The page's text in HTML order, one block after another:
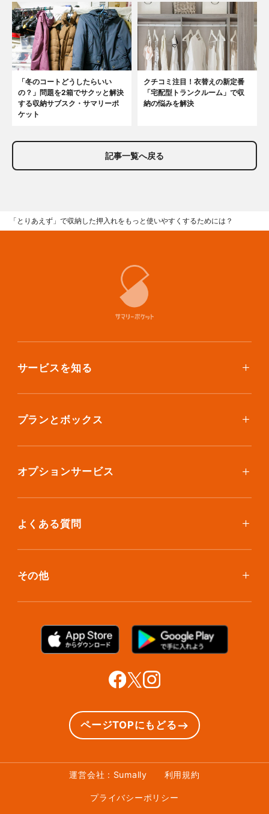
「冬のコートどうしたらいい
の？」問題を2箱でサクッと解決
する収納サブスク・サマリーポ
ケット
クチコミ注目！衣替えの新定番
「宅配型トランクルーム」で収
納の悩みを解決
記事一覧へ戻る
「とりあえず」で収納した押入れをもっと使いやすくするためには？
サービスを知る
使い方
ご利用料金
集荷について
ご利用者の声
プラン診断
プランとボックス
スタンダードプラン
エコノミープラン
オプションサービス
おしゃれ着保管
無酸素保管
シューズリペア
よくある質問
ボックスのお取り寄せ
お預け入れ(集荷)
その他
サマリーポケットカード
お知らせ・メディア情報
お問い合わせ
法人利用をご検討の方へ
ページTOPにもどる
運営会社 : Sumally 利用規約
プライバシーポリシー